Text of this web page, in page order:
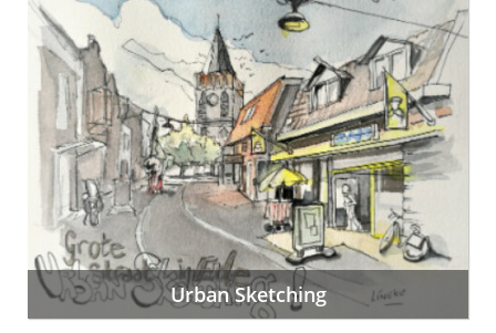
Urban Sketching